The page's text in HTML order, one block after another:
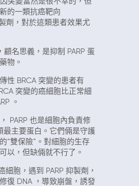
的一類抗癌靶向
劑，對於這類患者效果尤
顧名思義，是抑制 PARP 蛋
物。
性 BRCA 突變的患者有
突變的癌細胞比正常細
。
PARP 也是細胞內負責修
最主要蛋白。它們倆是守護
“雙保險”。對細胞的生存
以，但缺倆就不行了。
細胞，遇到 PARP 抑製劑，
復 DNA
，導致崩盤，誘發